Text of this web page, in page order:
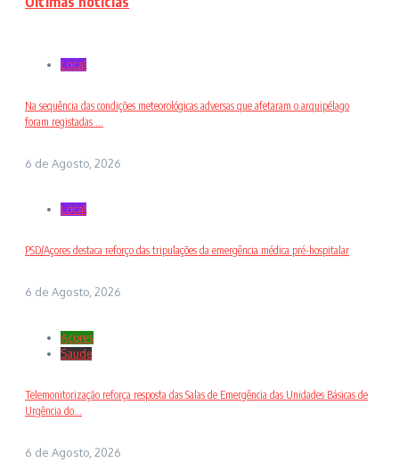
Local
Na sequência das condições meteorológicas adversas que afetaram o arquipélago
foram registadas ...
6 de Agosto, 2026
Local
PSD/Açores destaca reforço das tripulações da emergência médica pré-hospitalar
6 de Agosto, 2026
Açores
Saude
Telemonitorização reforça resposta das Salas de Emergência das Unidades Básicas de
Urgência do...
6 de Agosto, 2026